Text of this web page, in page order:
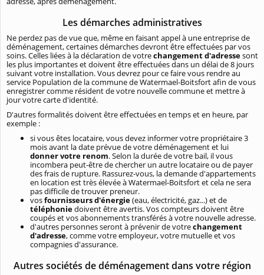
Les démarches administratives
Ne perdez pas de vue que, même en faisant appel à une entreprise de
déménagement, certaines démarches devront être effectuées par vos
soins. Celles liées à la déclaration de votrechangement d'adressesont
les plus importantes et doivent être effectuées dans un délai de 8 jours
suivant votre installation. Vous devrez pour ce faire vous rendre au
service Population de la commune de Watermael-Boitsfort afin de vous
enregistrer comme résident de votre nouvelle commune et mettre à
jour votre carte d'identité.
D'autres formalités doivent être effectuées en temps et en heure, par
exemple :
si vous êtes locataire, vous devez informer votre propriétaire 3
mois avant la date prévue de votre déménagement et lui
donner votre renom. Selon la durée de votre bail, il vous
incombera peut-être de chercher un autre locataire ou de payer
des frais de rupture. Rassurez-vous, la demande d'appartements
en location est très élevée à Watermael-Boitsfort et cela ne sera
pas difficile de trouver preneur.
vosfournisseurs d'énergie(eau, électricité, gaz...) et de
téléphoniedoivent être avertis. Vos compteurs doivent être
coupés et vos abonnements transférés à votre nouvelle adresse.
d'autres personnes seront à prévenir de votrechangement
d'adresse, comme votre employeur, votre mutuelle et vos
compagnies d'assurance.
Autres sociétés de déménagement dans votre région